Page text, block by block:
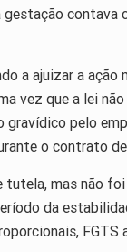
a ajuizar a
vez que a lei
pelo
o contrato
mas não
da
FGTS